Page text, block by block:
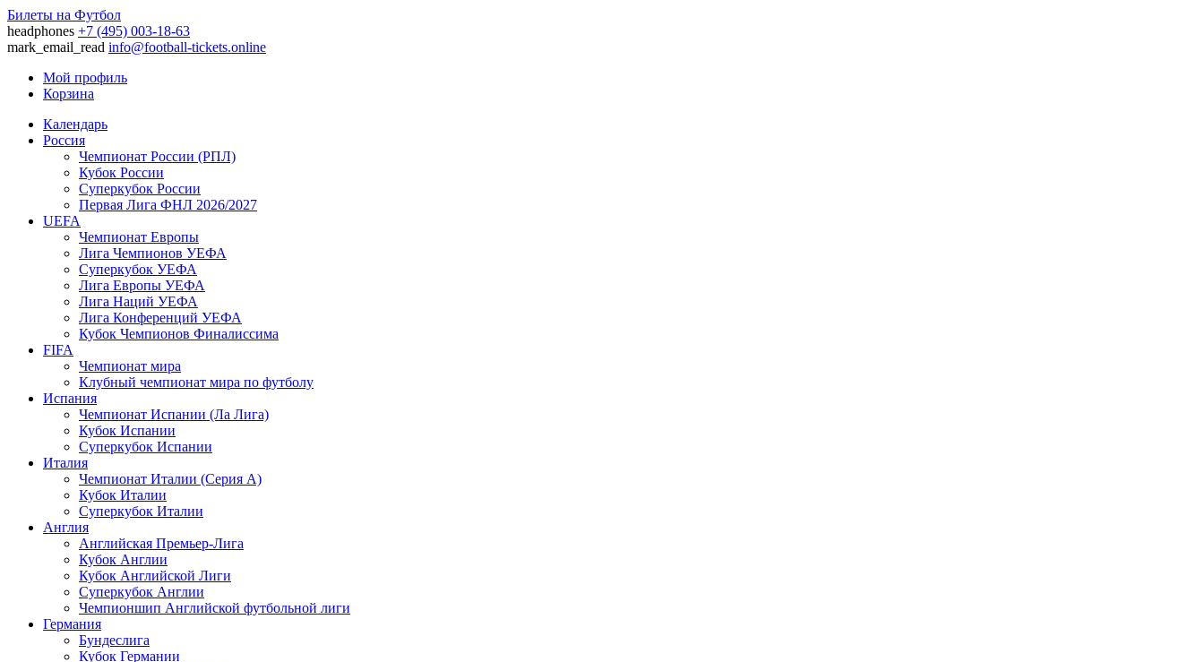
Билеты на Футбол
headphones +7 (495) 003-18-63
mark_email_read info@football-tickets.online
Мой профиль
Корзина
Календарь
Россия
Чемпионат России (РПЛ)
Кубок России
Суперкубок России
Первая Лига ФНЛ 2026/2027
UEFA
Чемпионат Европы
Лига Чемпионов УЕФА
Суперкубок УЕФА
Лига Европы УЕФА
Лига Наций УЕФА
Лига Конференций УЕФА
Кубок Чемпионов Финалиссима
FIFA
Чемпионат мира
Клубный чемпионат мира по футболу
Испания
Чемпионат Испании (Ла Лига)
Кубок Испании
Суперкубок Испании
Италия
Чемпионат Италии (Серия А)
Кубок Италии
Суперкубок Италии
Англия
Английская Премьер-Лига
Кубок Англии
Кубок Английской Лиги
Суперкубок Англии
Чемпионшип Английской футбольной лиги
Германия
Бундеслига
Кубок Германии